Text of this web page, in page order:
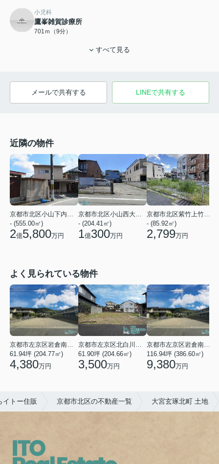
小児科
鷹峯雑賀診療所
701ｍ（9分）
すべて見る
メールで共有する LINEで共有する
近隣の物件
- (555.00㎡)
2億5,800万円
- (204.41㎡)
1億300万円
- (85.92㎡)
2,799万円
よく見られている物件
61.94坪 (204.77㎡)
4,380万円
61.90坪 (204.66㎡)
3,500万円
116.94坪 (386.60㎡)
9,380万円
イトー住販 京都市北区の不動産一覧 大宮玄琢北町 土地